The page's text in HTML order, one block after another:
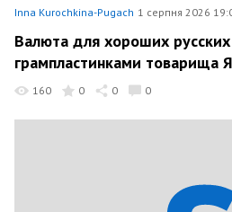
Inna Kurochkina-Pugach 1 серпня 2026
Валюта для хороших
грампластинками товарища
160 0 0 0